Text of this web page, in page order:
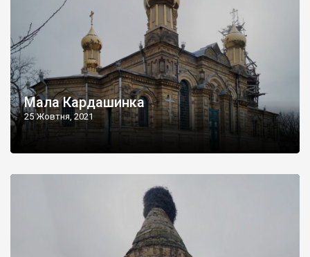
Мала Кардашинка
25 Жовтня, 2021